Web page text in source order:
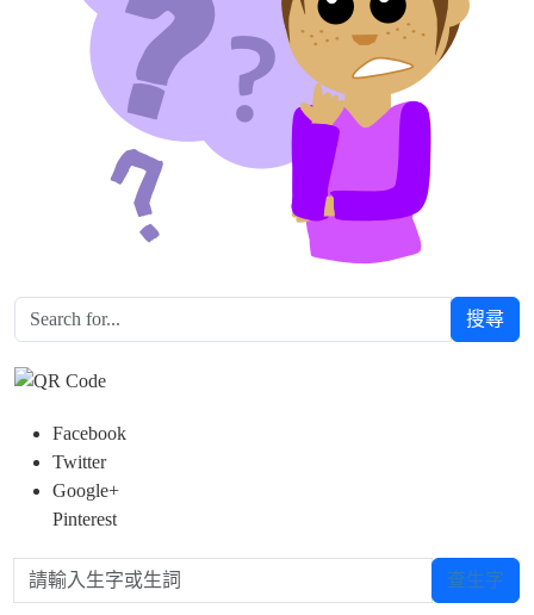
搜尋
Facebook
Twitter
Google+
Pinterest
請輸入生字或生詞 查生字